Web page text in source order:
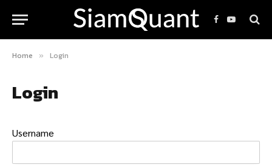
Facebook
YouTube
Home » Login
Login
Username